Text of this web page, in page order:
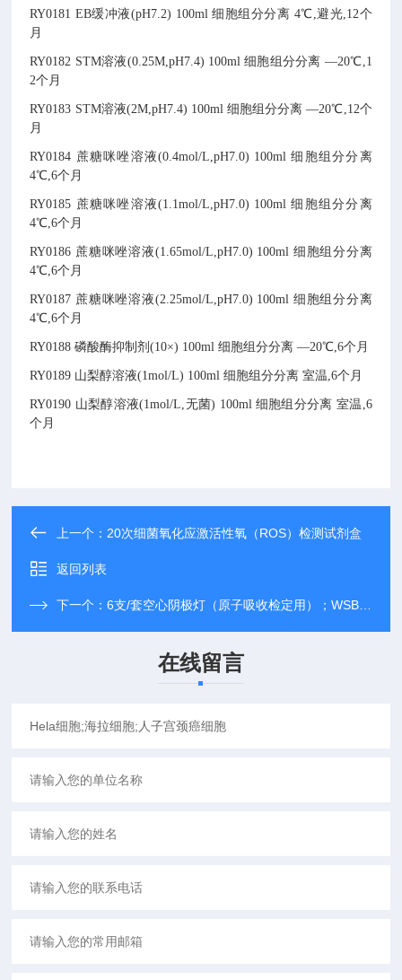
RY0181 EB缓冲液(pH7.2) 100ml 细胞组分分离 4℃,避光,12个
月
RY0182 STM溶液(0.25M,pH7.4) 100ml 细胞组分分离 —20℃,1
2个月
RY0183 STM溶液(2M,pH7.4) 100ml 细胞组分分离 —20℃,12个
月
RY0184 蔗糖咪唑溶液(0.4mol/L,pH7.0) 100ml 细胞组分分离
4℃,6个月
RY0185 蔗糖咪唑溶液(1.1mol/L,pH7.0) 100ml 细胞组分分离
4℃,6个月
RY0186 蔗糖咪唑溶液(1.65mol/L,pH7.0) 100ml 细胞组分分离
4℃,6个月
RY0187 蔗糖咪唑溶液(2.25mol/L,pH7.0) 100ml 细胞组分分离
4℃,6个月
RY0188 磷酸酶抑制剂(10×) 100ml 细胞组分分离 —20℃,6个月
RY0189 山梨醇溶液(1mol/L) 100ml 细胞组分分离 室温,6个月
RY0190 山梨醇溶液(1mol/L,无菌) 100ml 细胞组分分离 室温,6
个月
上一个： 20次细菌氧化应激活性氧（ROS）检测试剂盒
返回列表
下一个：6支/套空心阴极灯（原子吸收检定用）；WSBW-108
在线留言